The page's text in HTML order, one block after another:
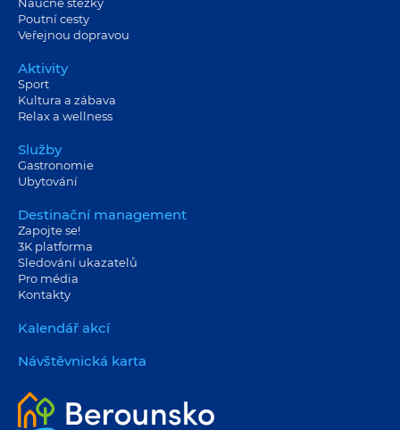
Poutní cesty
Veřejnou dopravou
Aktivity
Sport
Kultura a zábava
Relax a wellness
Služby
Gastronomie
Ubytování
Destinační management
Zapojte se!
3K platforma
Sledování ukazatelů
Pro média
Kontakty
Kalendář akcí
Návštěvnická karta